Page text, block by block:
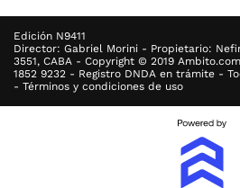
Edición N9411
Director: Gabriel Morini - Propietario:
3551, CABA - Copyright © 2019
1852 9232 - Registro DNDA en trámite -
- Términos y condiciones de uso